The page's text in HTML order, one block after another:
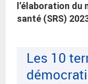
l’élaboration du
santé (SRS)
Les 10